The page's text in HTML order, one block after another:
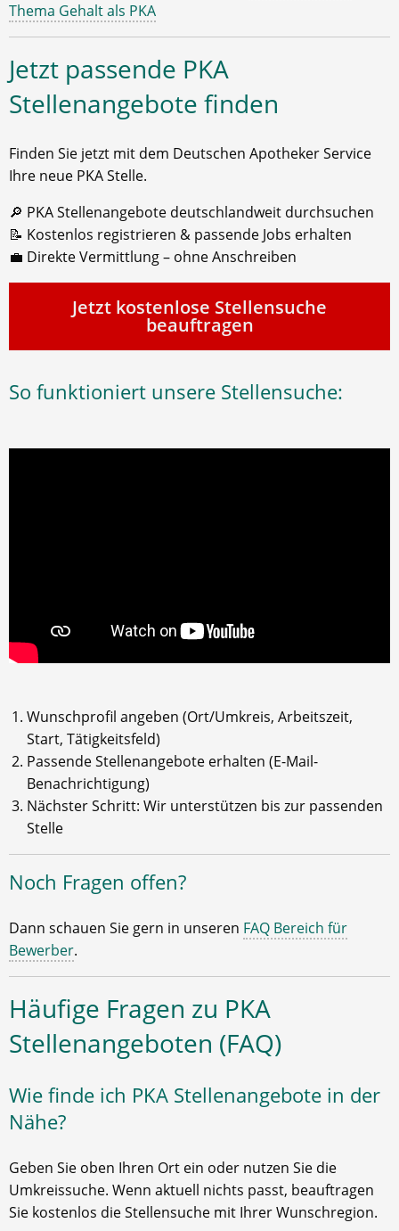
Thema Gehalt als PKA
Jetzt passende PKA
Stellenangebote finden
Finden Sie jetzt mit dem Deutschen Apotheker Service
Ihre neue PKA Stelle.
🔎 PKA Stellenangebote deutschlandweit durchsuchen
📝 Kostenlos registrieren & passende Jobs erhalten
💼 Direkte Vermittlung – ohne Anschreiben
Jetzt kostenlose Stellensuche
beauftragen
So funktioniert unsere Stellensuche:
Wunschprofil angeben (Ort/Umkreis, Arbeitszeit,
Start, Tätigkeitsfeld)
Passende Stellenangebote erhalten (E-Mail-
Benachrichtigung)
Nächster Schritt: Wir unterstützen bis zur passenden
Stelle
Noch Fragen offen?
Dann schauen Sie gern in unseren FAQ Bereich für
Bewerber.
Häufige Fragen zu PKA
Stellenangeboten (FAQ)
Wie finde ich PKA Stellenangebote in der
Nähe?
Geben Sie oben Ihren Ort ein oder nutzen Sie die
Umkreissuche. Wenn aktuell nichts passt, beauftragen
Sie kostenlos die Stellensuche mit Ihrer Wunschregion.